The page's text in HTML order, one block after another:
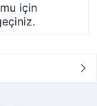
için